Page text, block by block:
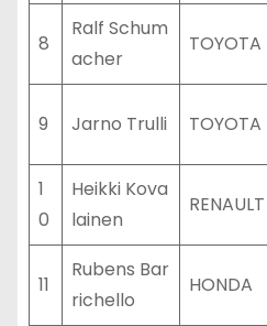
8
Ralf Schum
acher
TOYOTA
9 Jarno Trulli TOYOTA
1
0
Heikki Kova
lainen
RENAULT
11
Rubens Bar
richello
HONDA